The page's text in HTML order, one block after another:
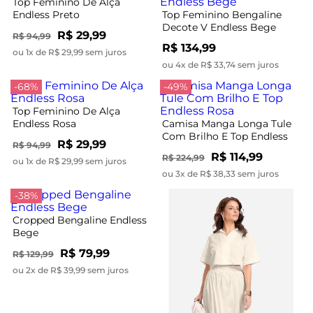
Endless Preto
R$ 94,99 R$ 29,99
ou 1x de R$ 29,99 sem juros
Top Feminino Bengaline
Decote V Endless Bege
R$ 134,99
ou 4x de R$ 33,74 sem juros
-68%
Top Feminino De Alça
Endless Rosa
R$ 94,99 R$ 29,99
ou 1x de R$ 29,99 sem juros
-49%
Camisa Manga Longa Tule
Com Brilho E Top Endless
R$ 224,99 R$ 114,99
ou 3x de R$ 38,33 sem juros
-38%
Cropped Bengaline Endless
Bege
R$ 129,99 R$ 79,99
ou 2x de R$ 39,99 sem juros